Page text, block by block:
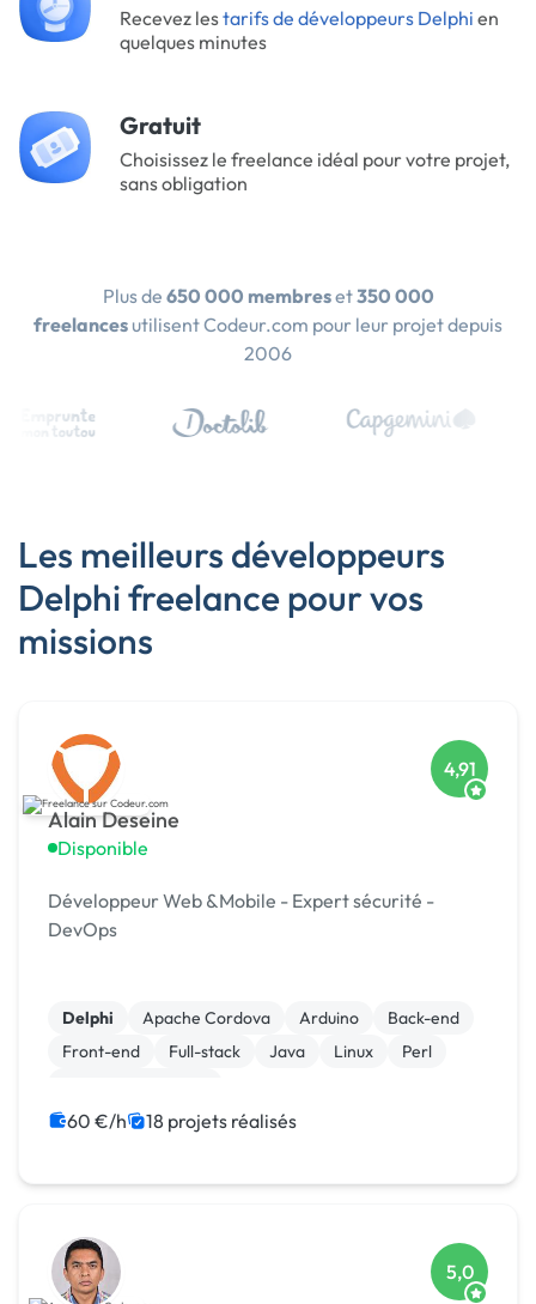
Recevez lestarifs de développeurs Delphi en
quelques minutes
Gratuit
Choisissez le freelance idéal pour votre projet,
sans obligation
Plus de 650 000 membreset350 000
freelances utilisent Codeur.com pour leur projet depuis
2006
Les meilleurs développeurs
Delphi freelance pour vos
missions
Alain Deseine
Disponible
4,91
Développeur Web &Mobile - Expert sécurité -
DevOps
Delphi Apache Cordova Arduino
Back-end
Front-end
Full-stack Java Linux
Perl
60 €/h 18 projets réalisés
5,0